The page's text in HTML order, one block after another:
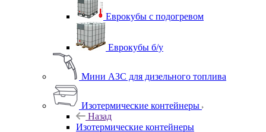
Еврокубы с подогревом
Еврокубы б/у
Мини АЗС для дизельного топлива
Изотермические контейнеры
Назад
Изотермические контейнеры